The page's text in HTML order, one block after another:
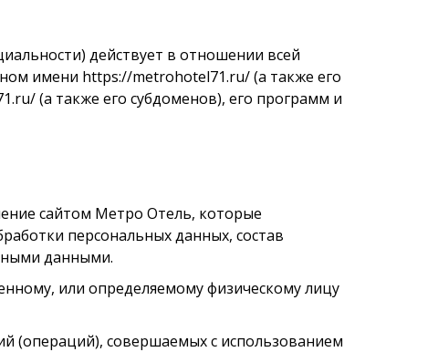
действует в отношении всей
имени https://metrohotel71.ru/ (а также его
(а также его субдоменов), его программ и
сайтом Метро Отель, которые
персональных данных, состав
данными.
или определяемому физическому лицу
(операций), совершаемых с использованием